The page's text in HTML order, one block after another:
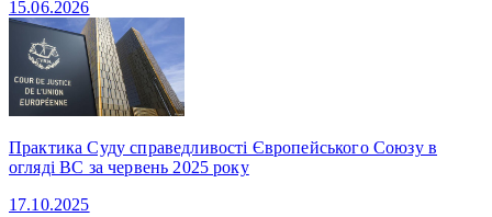
15.06.2026
Практика Суду справедливості Європейського Союзу в
огляді ВС за червень 2025 року
17.10.2025